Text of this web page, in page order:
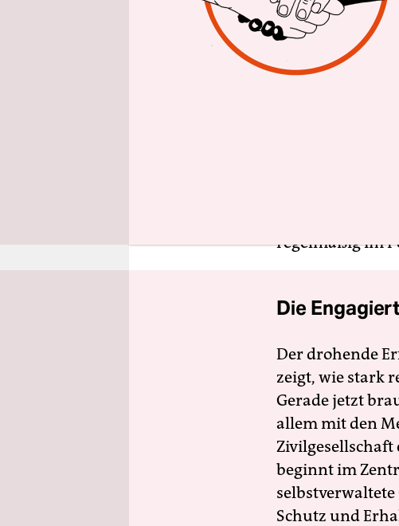
AutorInnen
Wrusch
(taz am
Ein Gespräch
Menschen mit
Christian
mit
regelmäßig im
Die
Der drohende
zeigt, wie stark
Gerade jetzt
allem mit den
Zivilgesellschaft
beginnt im
Schutz und